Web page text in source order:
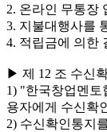
2. 온라인 무통장
3. 지불대행사를
4. 적립금에 의한
▶ 제 12 조 수신
1) "한국창업멘토
용자에게 수신확
2) 수신확인통지